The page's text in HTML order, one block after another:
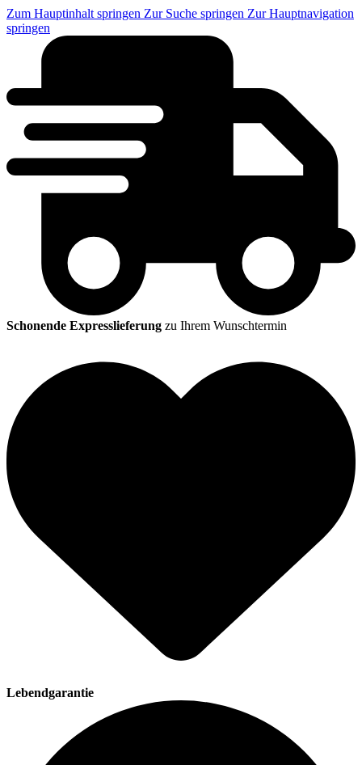
Zum Hauptinhalt springen Zur Suche springen Zur Hauptnavigation
springen
Schonende Expresslieferung zu Ihrem Wunschtermin
Lebendgarantie